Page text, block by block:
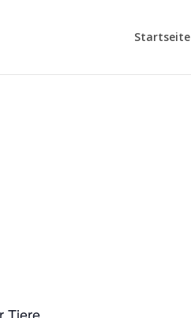
Startseite